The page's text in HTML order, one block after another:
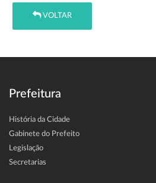
VOLTAR
Prefeitura
História da Cidade
Gabinete do Prefeito
Legislação
Secretarias